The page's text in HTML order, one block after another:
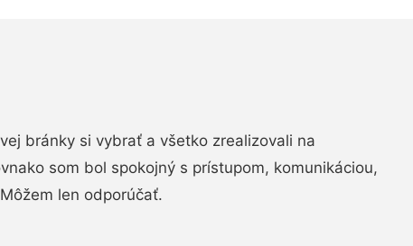
bránky si vybrať a všetko zrealizovali na
som bol spokojný s prístupom, komunikáciou,
len odporúčať.